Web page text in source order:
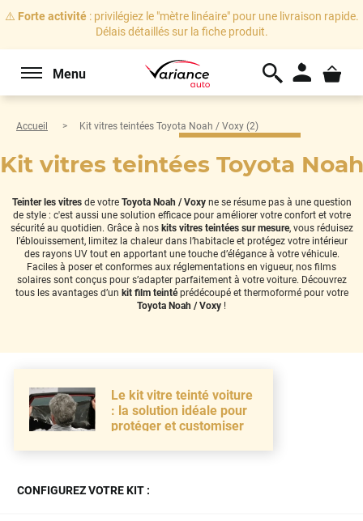
⚠️ Forte activité: privilégiez le "mètre linéaire" pour une livraison rapide.
Délais détaillés sur la fiche produit.
Menu
Accueil Kit vitres teintées Toyota Noah / Voxy (2)
Kit vitres teintées Toyota
Teinter les vitresde votre Toyota Noah / Voxyne se résume pas à une question
de style : c'est aussi une solution efficace pour améliorer votre confort et votre
sécurité au quotidien. Grâce à nos kits vitres teintées sur mesure, vous réduisez
l’éblouissement, limitez la chaleur dans l’habitacle et protégez votre intérieur
des rayons UV tout en apportant une touche d’élégance à votre véhicule.
Faciles à poser et conformes aux réglementations en vigueur, nos films
solaires sont conçus pour s’adapter parfaitement à votre voiture. Découvrez
tous les avantages d’un kit film teintéprédécoupé et thermoformé pour votre
Toyota Noah / Voxy !
Le kit vitre teinté voiture
: la solution idéale pour
protéger et customiser
CONFIGUREZ VOTRE KIT :